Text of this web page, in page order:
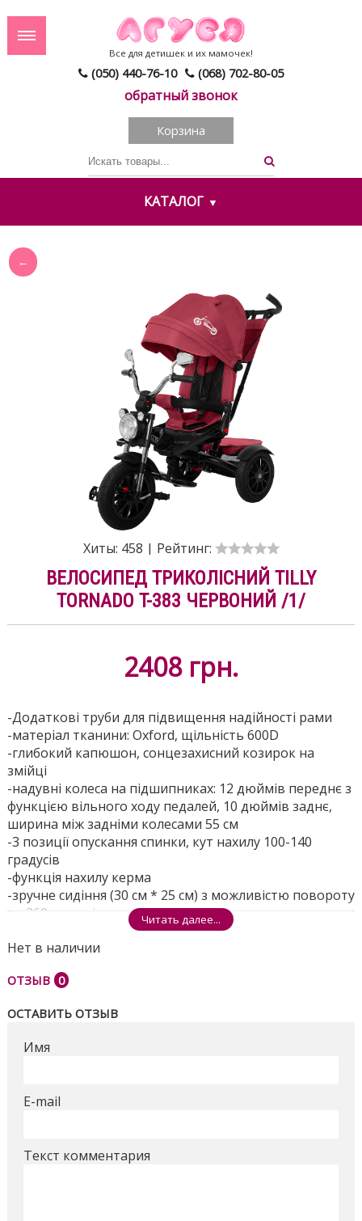
(050) 440-76-10 (068) 702-80-05
обратный звонок
Все для детишек и их мамочек!
Корзина
КАТАЛОГ
Хиты: 458 | Рейтинг:
ВЕЛОСИПЕД ТРИКОЛІСНИЙ TILLY
TORNADO T-383 ЧЕРВОНИЙ /1/
2408 грн.
-Додаткові труби для підвищення надійності рами
-матеріал тканини: Oxford, щільність 600D
-глибокий капюшон, сонцезахисний козирок на
змійці
-надувні колеса на підшипниках: 12 дюймів переднє з
функцією вільного ходу педалей, 10 дюймів заднє,
ширина між задніми колесами 55 см
-3 позиції опускання спинки, кут нахилу 100-140
градусів
-функція нахилу керма
-зручне сидіння (30 см * 25 см) з можливістю повороту
на 360 градусів
-висота від сидіння до підлоги 37 см
-розсувний бампер
Поделиться
Читать далее...
Нет в наличии
ОТЗЫВ 0
ОСТАВИТЬ ОТЗЫВ
Имя
E-mail
Текст комментария